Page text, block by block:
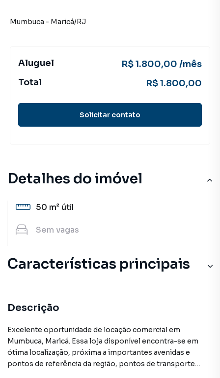
Detalhes do imóvel
50 m² útil
Sem vagas
Características principais
Descrição
Excelente oportunidade de locação comercial em
Mumbuca, Maricá. Essa loja disponível encontra-se em
ótima localização, próxima a importantes avenidas e
pontos de referência da região, pontos de transporte
Mumbuca - Maricá/RJ
Aluguel
R$ 1.800,00 /mês
Total
R$ 1.800,00
Solicitar contato